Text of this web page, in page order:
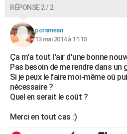
RÉPONSE 2 / 2
porsmean
13 mai 2014 à 11:10
Ça m'a tout l'air d'une bonne
Pas besoin de me rendre dans un
Si je peux le faire moi-même où
nécessaire ?
Quel en serait le coût ?
Merci en tout cas :)